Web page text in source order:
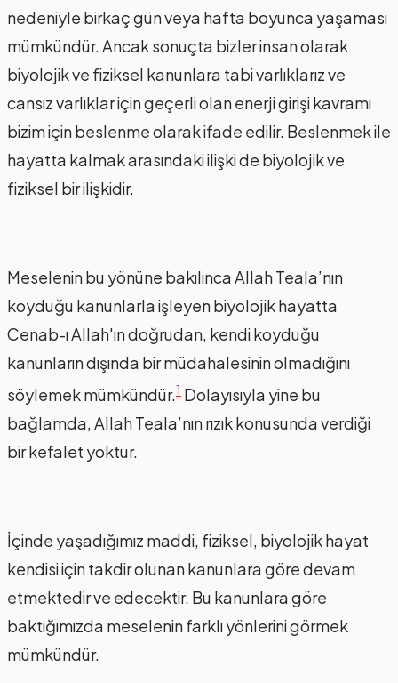
nedeniyle birkaç gün veya hafta boyunca yaşaması
mümkündür. Ancak sonuçta bizler insan olarak
biyolojik ve fiziksel kanunlara tabi varlıklarız ve
cansız varlıklar için geçerli olan enerji girişi kavramı
bizim için beslenme olarak ifade edilir. Beslenmek ile
hayatta kalmak arasındaki ilişki de biyolojik ve
fiziksel bir ilişkidir.
Meselenin bu yönüne bakılınca Allah Teala’nın
koyduğu kanunlarla işleyen biyolojik hayatta
Cenab-ı Allah'ın doğrudan, kendi koyduğu
kanunların dışında bir müdahalesinin olmadığını
söylemek mümkündür.1 Dolayısıyla yine bu
bağlamda, Allah Teala’nın rızık konusunda verdiği
bir kefalet yoktur.
İçinde yaşadığımız maddi, fiziksel, biyolojik hayat
kendisi için takdir olunan kanunlara göre devam
etmektedir ve edecektir. Bu kanunlara göre
baktığımızda meselenin farklı yönlerini görmek
mümkündür.